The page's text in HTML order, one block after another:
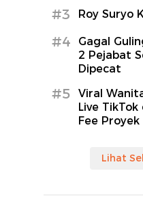
#3 Roy Suryo
#4
Gagal
2 Pejabat
Dipecat
#5
Viral
Live
Fee Proyek
Lihat